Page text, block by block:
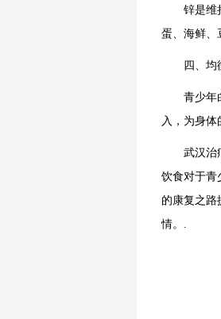
锌是维持
蛋、海鲜、
四、均衡
青少年白
入，为身体
武汉治疗
饮食对于青
的康复之路
情。.